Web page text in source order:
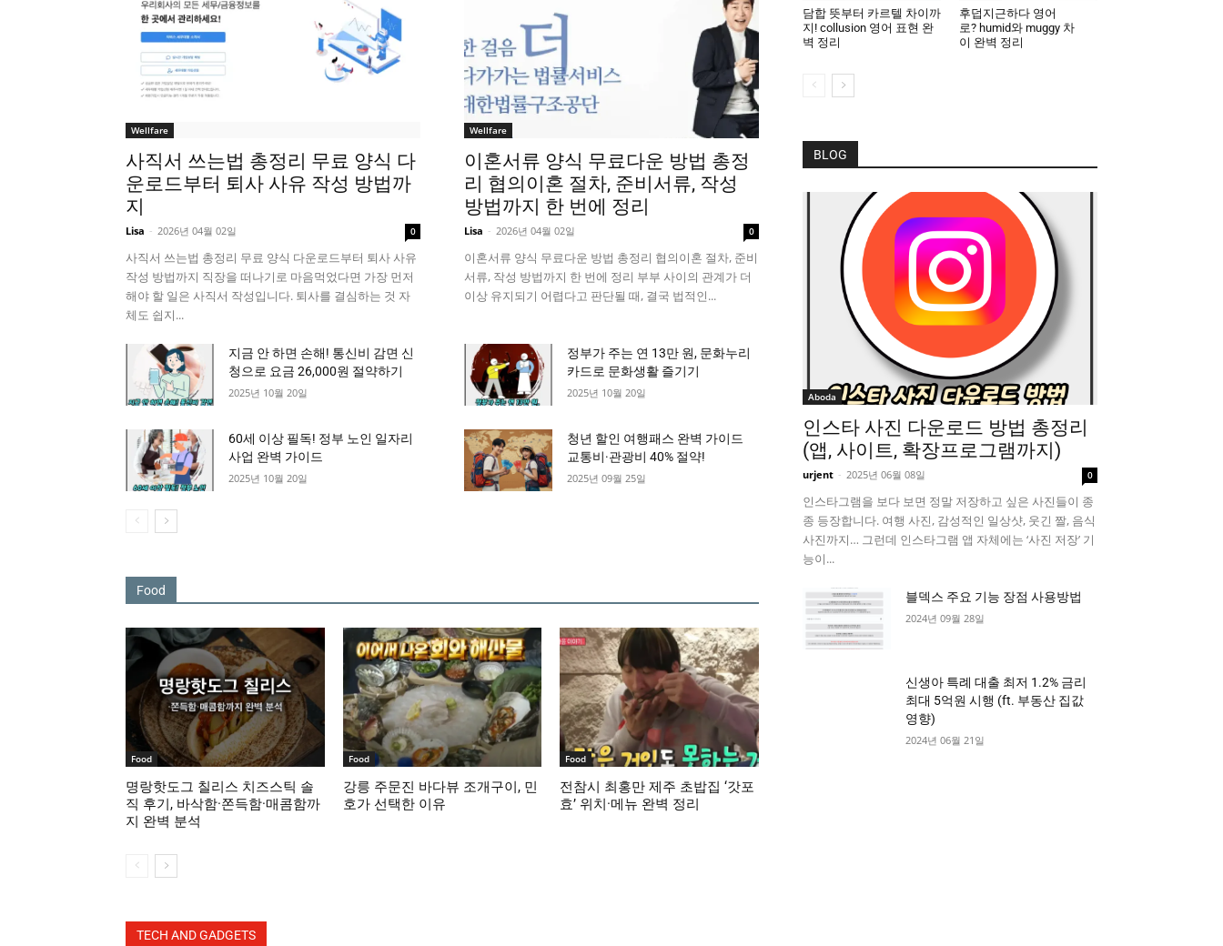
Wellfare
사직서 쓰는법 총정리 무료 양식 다
운로드부터 퇴사 사유 작성 방법까
지
Lisa - 2026년 04월 02일 0
사직서 쓰는법 총정리 무료 양식 다운로드부터 퇴사 사유
작성 방법까지 직장을 떠나기로 마음먹었다면 가장 먼저
해야 할 일은 사직서 작성입니다. 퇴사를 결심하는 것 자
체도 쉽지...
Wellfare
이혼서류 양식 무료다운 방법 총정
리 협의이혼 절차, 준비서류, 작성
방법까지 한 번에 정리
Lisa - 2026년 04월 02일 0
이혼서류 양식 무료다운 방법 총정리 협의이혼 절차, 준비
서류, 작성 방법까지 한 번에 정리 부부 사이의 관계가 더
이상 유지되기 어렵다고 판단될 때, 결국 법적인...
지금 안 하면 손해! 통신비 감면 신
청으로 요금 26,000원 절약하기
2025년 10월 20일
정부가 주는 연 13만 원, 문화누리
카드로 문화생활 즐기기
2025년 10월 20일
60세 이상 필독! 정부 노인 일자리
사업 완벽 가이드
2025년 10월 20일
청년 할인 여행패스 완벽 가이드
교통비·관광비 40% 절약!
2025년 09월 25일
Food
Food
명랑핫도그 칠리스 치즈스틱 솔
직 후기, 바삭함·쫀득함·매콤함까
지 완벽 분석
Food
강릉 주문진 바다뷰 조개구이, 민
호가 선택한 이유
Food
전참시 최홍만 제주 초밥집 ‘갓포
효’ 위치·메뉴 완벽 정리
TECH AND GADGETS
담합 뜻부터 카르텔 차이까
지! collusion 영어 표현 완
벽 정리
후덥지근하다 영어
로? humid와 muggy 차
이 완벽 정리
BLOG
Aboda
인스타 사진 다운로드 방법 총정리
(앱, 사이트, 확장프로그램까지)
urjent - 2025년 06월 08일 0
인스타그램을 보다 보면 정말 저장하고 싶은 사진들이 종
종 등장합니다. 여행 사진, 감성적인 일상샷, 웃긴 짤, 음식
사진까지… 그런데 인스타그램 앱 자체에는 ‘사진 저장’ 기
능이...
블덱스 주요 기능 장점 사용방법
2024년 09월 28일
신생아 특례 대출 최저 1.2% 금리
최대 5억원 시행 (ft. 부동산 집값
영향)
2024년 06월 21일